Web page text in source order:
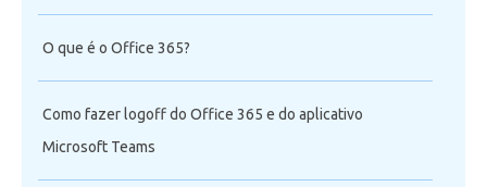
O que é o Office 365?
Como fazer logoff do Office 365 e do aplicativo
Microsoft Teams